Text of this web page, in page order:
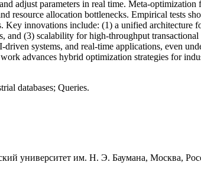
adjust parameters in real time. Meta-optimization
resource allocation bottlenecks. Empirical tests
Key innovations include: (1) a unified architecture
(3) scalability for high-throughput transactional
systems, and real-time applications, even
advances hybrid optimization strategies for
databases; Queries.
университет им. Н. Э. Баумана, Москва,